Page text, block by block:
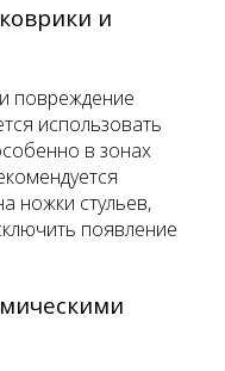
и
повреждение
использовать
в зонах
ножки стульев,
появление